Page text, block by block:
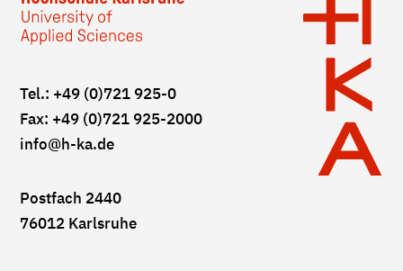
Tel.: +49 (0)721 925-0
Fax: +49 (0)721 925-2000
info@h-ka.de
Postfach 2440
76012 Karlsruhe